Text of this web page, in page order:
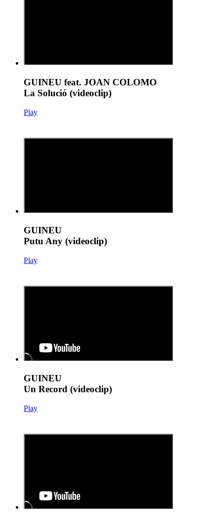
GUINEU feat. JOAN COLOMO
La Solució (videoclip)
Play
GUINEU
Putu Any (videoclip)
Play
GUINEU
Un Record (videoclip)
Play